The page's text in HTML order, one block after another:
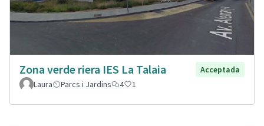
Zona verde riera IES La Talaia
Acceptada
Laura
Parcs i Jardins 4 1